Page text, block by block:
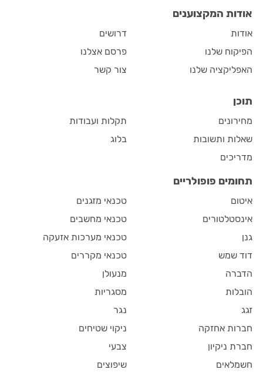
אודות המקצוענים
אודות
הפיקוח שלנו
האפליקציה שלנו
דרושים
פרסם אצלנו
צור קשר
תוכן
מחירונים
שאלות ותשובות
מדריכים
תקלות ועבודות
בלוג
תחומים פופולריים
איטום
אינסטלטורים
גנן
דוד שמש
הדברה
הובלות
זגג
חברות אחזקה
חברת ניקיון
חשמלאים
טכנאי מזגנים
טכנאי מחשבים
טכנאי מערכות אזעקה
טכנאי מקררים
מנעולן
מסגריות
נגר
ניקוי שטיחים
צבעי
שיפוצים